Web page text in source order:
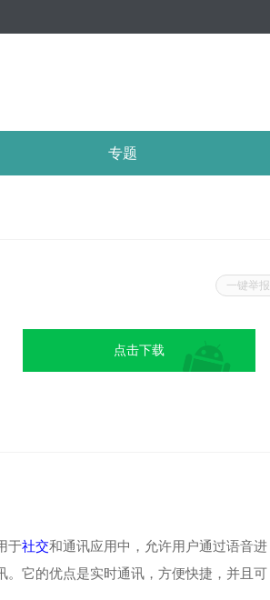
专题
一键举报
点击下载
于社交和通讯应用中，允许用户通过语音进
它的优点是实时通讯，方便快捷，并且可